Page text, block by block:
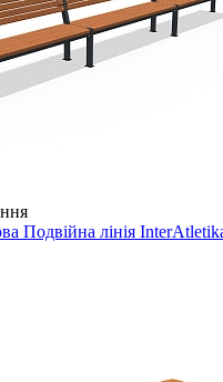
Подвійна лінія